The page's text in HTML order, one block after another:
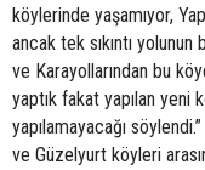
köylerinde yaşamıyor,
ancak tek sıkıntı
ve Karayollarından bu
yaptık fakat yapılan yeni
yapılamayacağı
ve Güzelyurt köyleri